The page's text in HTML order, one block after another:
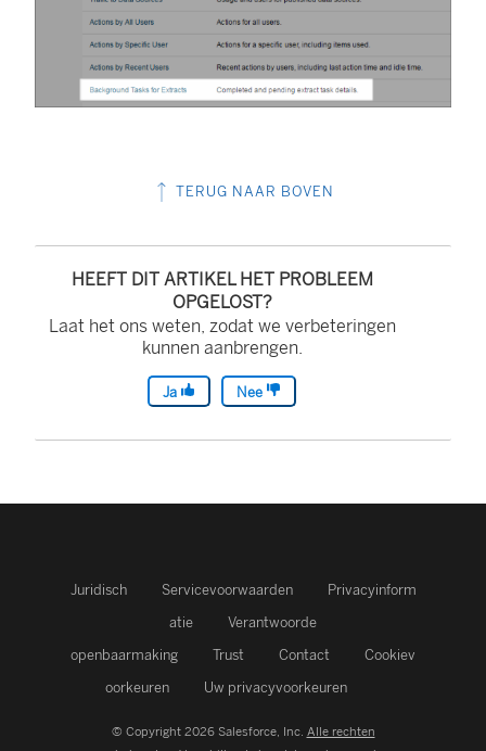
TERUG NAAR BOVEN
HEEFT DIT ARTIKEL HET PROBLEEM
OPGELOST?
Laat het ons weten, zodat we verbeteringen
kunnen aanbrengen.
Ja Nee
Juridisch Servicevoorwaarden
Privacyinform
atie
Verantwoorde
openbaarmaking
Trust Contact
Cookiev
oorkeuren
Uw privacyvoorkeuren
© Copyright 2026 Salesforce, Inc. Alle rechten